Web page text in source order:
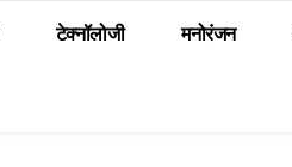
टेक्नॉलोजी मनोरंजन